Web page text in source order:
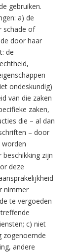
gebruiken.
a) de
schade of
door haar
de
ondeskundig)
van die zaken
zaken,
die – al dan
– door
zijn
deze
nimmer
te vergoeden
c) niet
zogenoemde
andere